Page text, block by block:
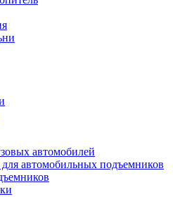
автомобилей
автомобильных подъемников